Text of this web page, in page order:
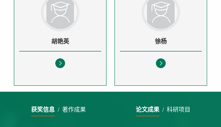
胡艳英 徐杨
获奖信息/ 著作成果 论文成果/ 科研项目